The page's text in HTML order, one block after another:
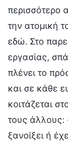
περισσότερο
την ατομική
εδώ. Στο
εργασίας,
πλένει το
και σε κάθε
κοιτάζεται
τους άλλους:
ξανοίξει ή